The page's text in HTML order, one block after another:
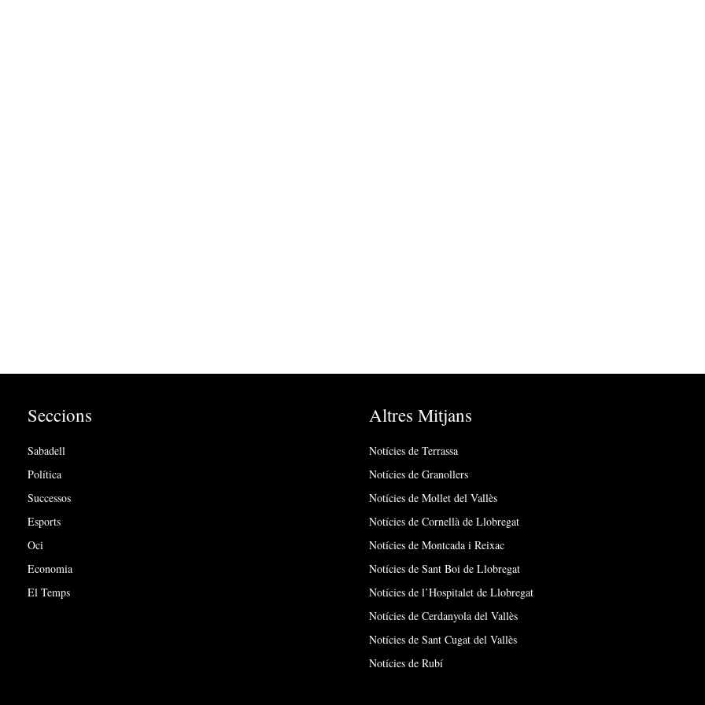
Seccions
Sabadell
Política
Successos
Esports
Oci
Economia
El Temps
Altres Mitjans
Notícies de Terrassa
Notícies de Granollers
Notícies de Mollet del Vallès
Notícies de Cornellà de Llobregat
Notícies de Montcada i Reixac
Notícies de Sant Boi de Llobregat
Notícies de l’Hospitalet de Llobregat
Notícies de Cerdanyola del Vallès
Notícies de Sant Cugat del Vallès
Notícies de Rubí